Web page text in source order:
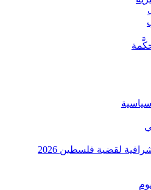
لقضية فلسطين 2026